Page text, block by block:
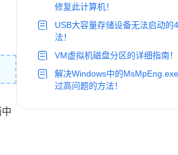
修复此计算机！
USB大容量存储设备无法启动的
法！
VM虚拟机磁盘分区的详细指南！
解决Windows中的
过高问题的方法！